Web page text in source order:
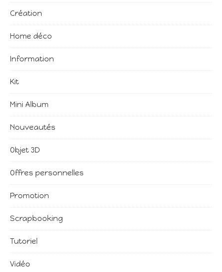
Création
Home déco
Information
Kit
Mini Album
Nouveautés
Objet 3D
Offres personnelles
Promotion
Scrapbooking
Tutoriel
Vidéo